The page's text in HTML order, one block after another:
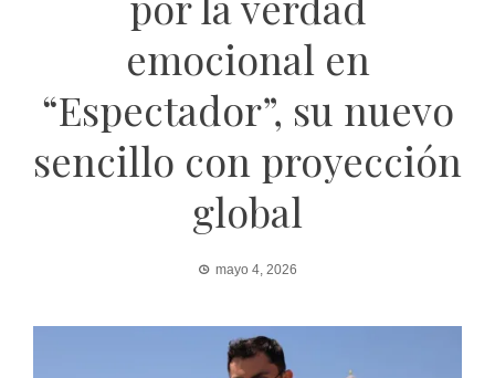
emocional en
“Espectador”, su nuevo
sencillo con proyección
global
mayo 4, 2026